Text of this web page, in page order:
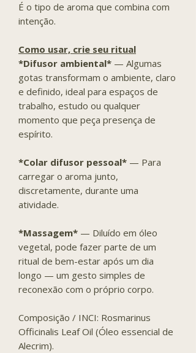
É o tipo de aroma que combina com
intenção.
Como usar, crie seu ritual
*Difusor ambiental* — Algumas
gotas transformam o ambiente, claro
e definido, ideal para espaços de
trabalho, estudo ou qualquer
momento que peça presença de
espírito.
*Colar difusor pessoal* — Para
carregar o aroma junto,
discretamente, durante uma
atividade.
*Massagem* — Diluído em óleo
vegetal, pode fazer parte de um
ritual de bem-estar após um dia
longo — um gesto simples de
reconexão com o próprio corpo.
Composição / INCI: Rosmarinus
Officinalis Leaf Oil (Óleo essencial de
Alecrim).